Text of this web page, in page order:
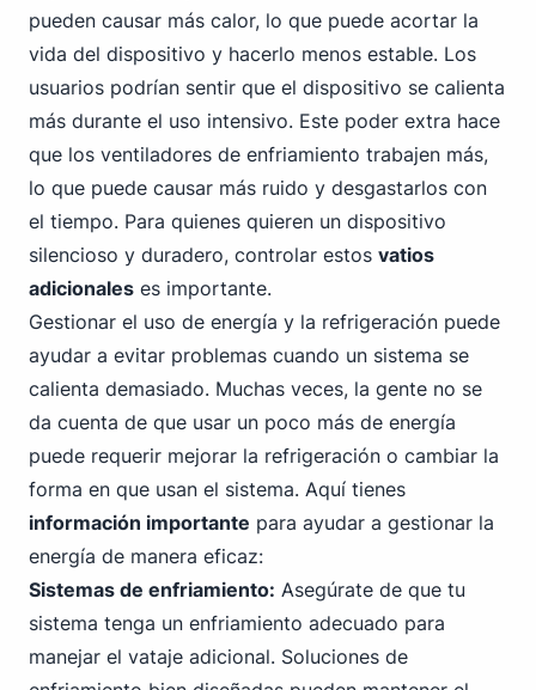
pueden causar más calor, lo que puede acortar la
vida del dispositivo y hacerlo menos estable. Los
usuarios podrían sentir que el dispositivo se calienta
más durante el uso intensivo. Este poder extra hace
que los ventiladores de enfriamiento trabajen más,
lo que puede causar más ruido y desgastarlos con
el tiempo. Para quienes quieren un dispositivo
silencioso y duradero, controlar estos vatios
adicionales es importante.
Gestionar el uso de energía y la refrigeración puede
ayudar a evitar problemas cuando un sistema se
calienta demasiado. Muchas veces, la gente no se
da cuenta de que usar un poco más de energía
puede requerir mejorar la refrigeración o cambiar la
forma en que usan el sistema. Aquí tienes
información importante para ayudar a gestionar la
energía de manera eficaz:
Sistemas de enfriamiento: Asegúrate de que tu
sistema tenga un enfriamiento adecuado para
manejar el vataje adicional. Soluciones de